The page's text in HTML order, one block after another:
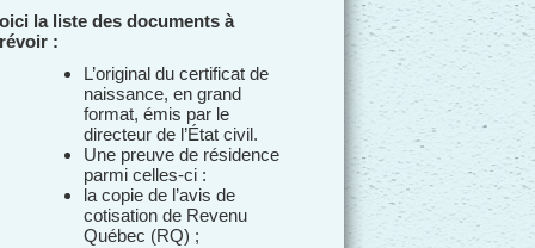
la liste des documents à
:
L’original du certificat de
naissance, en grand
format, émis par le
directeur de l’État civil.
Une preuve de résidence
parmi celles-ci :
la copie de l’avis de
cotisation de Revenu
Québec (RQ) ;